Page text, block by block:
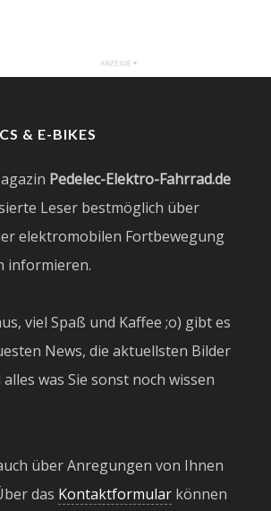
& E-BIKES
Pedelec-Elektro-Fahrrad.de
Leser bestmöglich über
elektromobilen Fortbewegung
informieren.
viel Spaß und Kaffee ;o) gibt es
News, die aktuellsten Bilder
was Sie sonst noch wissen
über Anregungen von Ihnen
das Kontaktformular können